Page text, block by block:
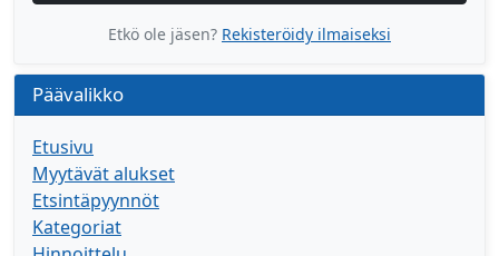
Etkö ole jäsen? Rekisteröidy ilmaiseksi
Päävalikko
Etusivu
Myytävät alukset
Etsintäpyynnöt
Kategoriat